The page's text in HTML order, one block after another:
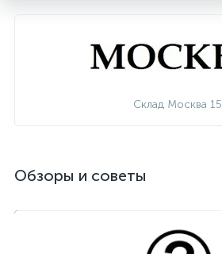
Склад Москва 15
Обзоры и советы